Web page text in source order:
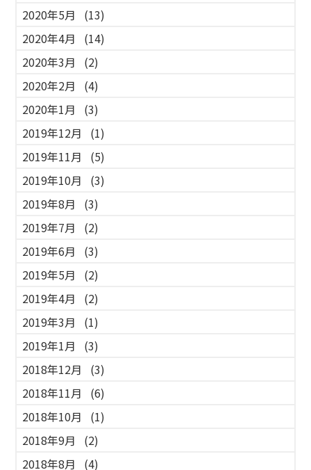
2020年5月
(13)
2020年4月
(14)
2020年3月
(2)
2020年2月
(4)
2020年1月
(3)
2019年12月
(1)
2019年11月
(5)
2019年10月
(3)
2019年8月
(3)
2019年7月
(2)
2019年6月
(3)
2019年5月
(2)
2019年4月
(2)
2019年3月
(1)
2019年1月
(3)
2018年12月
(3)
2018年11月
(6)
2018年10月
(1)
2018年9月
(2)
2018年8月
(4)